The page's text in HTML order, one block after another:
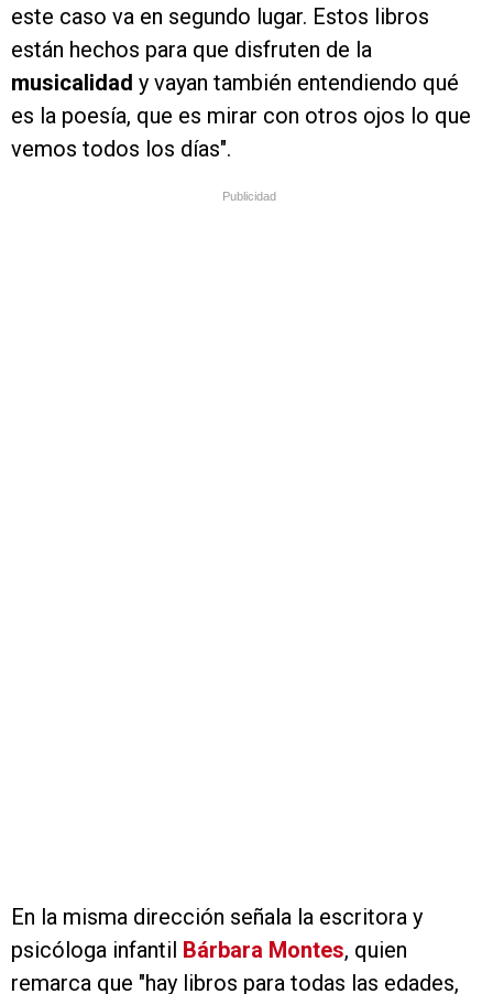
este caso va en segundo lugar. Estos libros
están hechos para que disfruten de la
musicalidad y vayan también entendiendo qué
es la poesía, que es mirar con otros ojos lo que
vemos todos los días".
Publicidad
En la misma dirección señala la escritora y
psicóloga infantil Bárbara Montes, quien
remarca que "hay libros para todas las edades,